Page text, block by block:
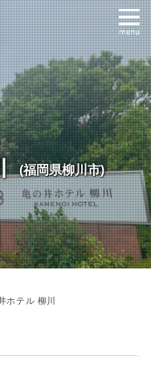
(福岡県柳川市)
ホテル 柳川